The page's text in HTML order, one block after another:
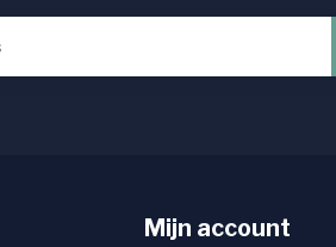
Mijn account